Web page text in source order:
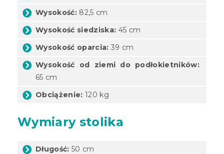
Wysokość: 82,5 cm
Wysokość siedziska: 45 cm
Wysokość oparcia: 39 cm
Wysokość od ziemi do podłokietników:
65 cm
Obciążenie: 120 kg
Wymiary stolika
Długość: 50 cm